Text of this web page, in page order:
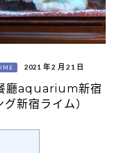
2021 年 2 月 21 日
廳aquarium新宿
新宿ライム）